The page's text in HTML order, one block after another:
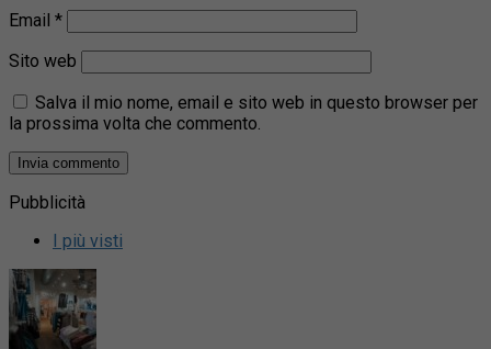
Email *
Sito web
Salva il mio nome, email e sito web in questo browser per
la prossima volta che commento.
Pubblicità
I più visti